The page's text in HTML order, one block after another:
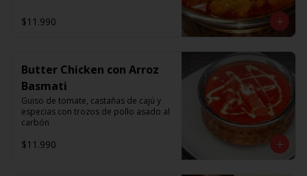
$11.990
Butter Chicken con Arroz
Basmati
Guiso de tomate, castañas de cajú y
especias con trozos de pollo asado al
carbón
$11.990